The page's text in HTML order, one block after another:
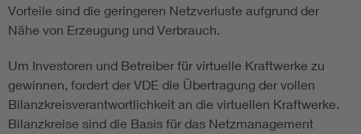
Vorteile sind die geringeren Netzverluste aufgrund der
Nähe von Erzeugung und Verbrauch.
Um Investoren und Betreiber für virtuelle Kraftwerke zu
gewinnen, fordert der VDE die Übertragung der vollen
Bilanzkreisverantwortlichkeit an die virtuellen Kraftwerke.
Bilanzkreise sind die Basis für das Netzmanagement